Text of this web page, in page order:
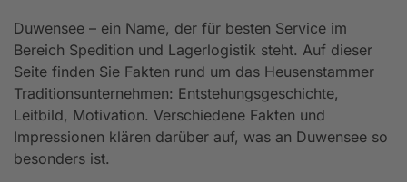
Duwensee – ein Name, der für besten Service im
Bereich Spedition und Lagerlogistik steht. Auf dieser
Seite finden Sie Fakten rund um das Heusenstammer
Traditionsunternehmen: Entstehungsgeschichte,
Leitbild, Motivation. Verschiedene Fakten und
Impressionen klären darüber auf, was an Duwensee so
besonders ist.